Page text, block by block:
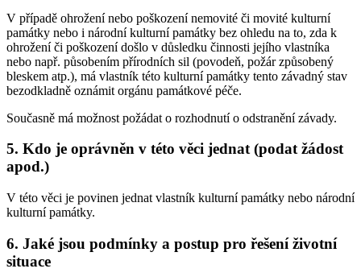
V případě ohrožení nebo poškození nemovité či movité kulturní
památky nebo i národní kulturní památky bez ohledu na to, zda k
ohrožení či poškození došlo v důsledku činnosti jejího vlastníka
nebo např. působením přírodních sil (povodeň, požár způsobený
bleskem atp.), má vlastník této kulturní památky tento závadný stav
bezodkladně oznámit orgánu památkové péče.
Současně má možnost požádat o rozhodnutí o odstranění závady.
5. Kdo je oprávněn v této věci jednat (podat žádost
apod.)
V této věci je povinen jednat vlastník kulturní památky nebo národní
kulturní památky.
6. Jaké jsou podmínky a postup pro řešení životní
situace